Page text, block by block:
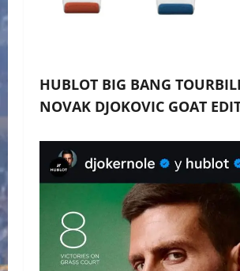
HUBLOT BIG BANG
NOVAK DJOKOVIC GOAT